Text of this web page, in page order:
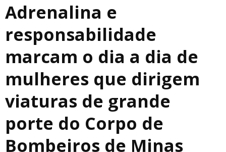
Adrenalina e
responsabilidade
marcam o dia a dia de
mulheres que dirigem
viaturas de grande
porte do Corpo de
Bombeiros de Minas